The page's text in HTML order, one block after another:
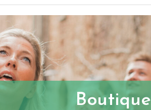
Boutique